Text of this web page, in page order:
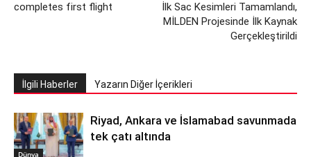
completes first flight
İlk Sac Kesimleri Tamamlandı,
MİLDEN Projesinde İlk Kaynak
Gerçekleştirildi
İlgili Haberler Yazarın Diğer İçerikleri
Dünya
Riyad, Ankara ve İslamabad savunmada
tek çatı altında